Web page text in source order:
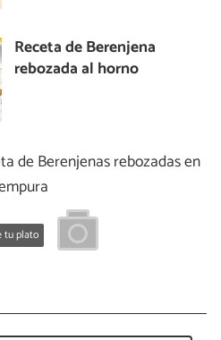
Receta de Berenjena
rebozada al horno
de Berenjenas rebozadas en
tu plato